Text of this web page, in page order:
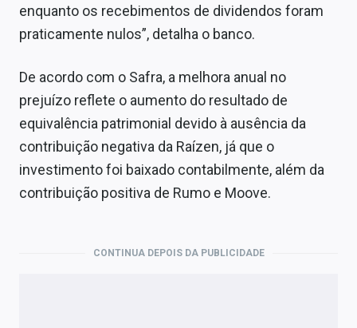
enquanto os recebimentos de dividendos foram
praticamente nulos”, detalha o banco.
De acordo com o Safra, a melhora anual no
prejuízo reflete o aumento do resultado de
equivalência patrimonial devido à ausência da
contribuição negativa da Raízen, já que o
investimento foi baixado contabilmente, além da
contribuição positiva de Rumo e Moove.
CONTINUA DEPOIS DA PUBLICIDADE